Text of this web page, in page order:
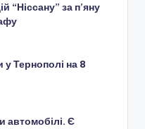
“Ніссану” за п’яну
у Тернополі на 8
автомобілі. Є